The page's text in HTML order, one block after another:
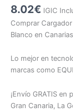
8.02€ IGIC
Comprar
Blanco en
Lo mejor en
marcas como
¡Envío GRATIS
Gran Canaria, La